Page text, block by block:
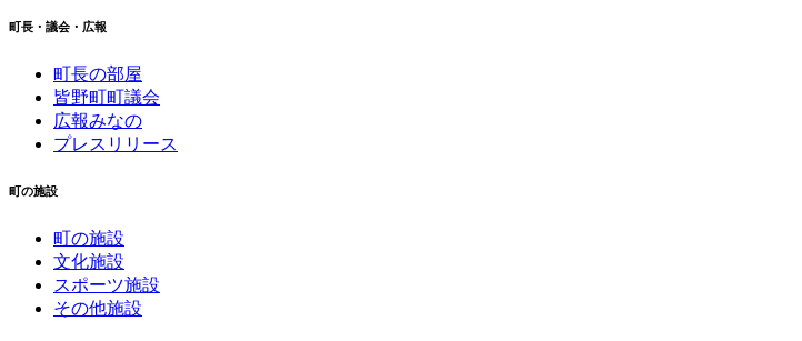
町長・議会・広報
町長の部屋
皆野町町議会
広報みなの
プレスリリース
町の施設
町の施設
文化施設
スポーツ施設
その他施設